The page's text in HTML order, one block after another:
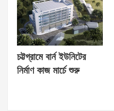
চট্টগ্রামে বার্ন ইউনিটের
নির্মাণ কাজ মার্চে শুরু